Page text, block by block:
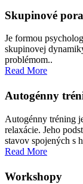
zasiahnutie
slotov.
Mobilné
kasíno
garantovanou
platbou
za
skutočné
peniaze
Skupinové
Je formou
skupinovej
problémom..
Read More
Autogénny
Autogénny tréning
relaxácie. Jeho
stavov spojených s
Read More
Workshopy